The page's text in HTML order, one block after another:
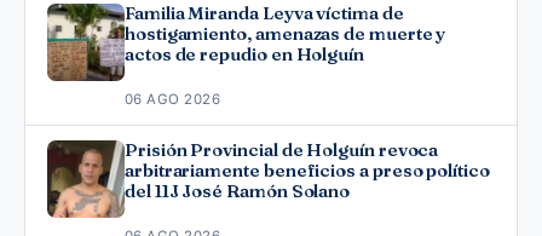
Familia Miranda Leyva víctima de
hostigamiento, amenazas de muerte y
actos de repudio en Holguín
06 AGO 2026
Prisión Provincial de Holguín revoca
arbitrariamente beneficios a preso político
del 11J José Ramón Solano